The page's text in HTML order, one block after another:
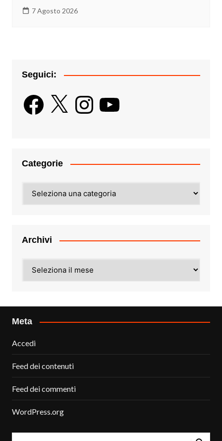
7 Agosto 2026
Seguici:
Facebook
X InstagramYouTube
Categorie
Archivi
Meta
Accedi
Feed dei contenuti
Feed dei commenti
WordPress.org